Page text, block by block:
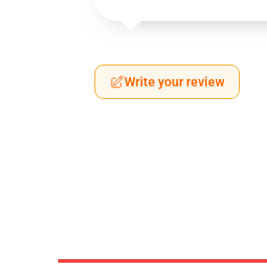
Write your review